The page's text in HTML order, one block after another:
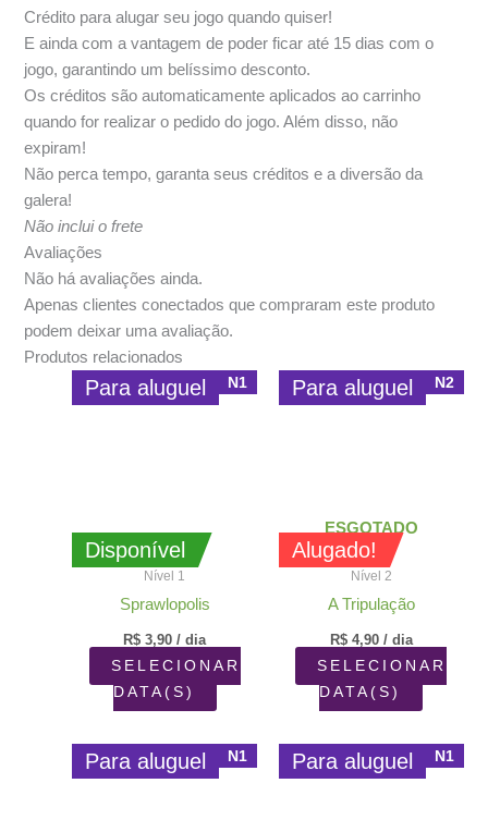
quantidade
Crédito para alugar seu jogo quando quiser!
E ainda com a vantagem de poder ficar até 15 dias com o
jogo, garantindo um belíssimo desconto.
Os créditos são automaticamente aplicados ao carrinho
quando for realizar o pedido do jogo. Além disso, não
expiram!
Não perca tempo, garanta seus créditos e a diversão da
galera!
Não inclui o frete
Avaliações
Não há avaliações ainda.
Apenas clientes conectados que compraram este produto
podem deixar uma avaliação.
Produtos relacionados
Disponível
Para aluguel N1
Nível 1
Sprawlopolis
R$ 3,90 / dia
SELECIONAR
DATA(S)
Alugado!
Para aluguel N2
ESGOTADO
Nível 2
A Tripulação
R$4,90/ dia
SELECIONAR
DATA(S)
Para aluguel N1 Para aluguel N1